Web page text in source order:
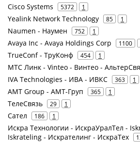
Cisco Systems 5372 1
Yealink Network Technology 85 1
Naumen - Наумен 752 1
Avaya Inc - Avaya Holdings Corp 1100
TrueConf - ТруКонф 454 1
МТС Линк - Vinteo - Винтео -
IVA Technologies - ИВА - ИВКС 363 1
AMT Group - АМТ-Груп 365 1
ТелеСвязь 29 1
Сател 186 1
Искра Технологии - ИскраУралТел -
Iskrateling - Искрателинг - ИскраТех